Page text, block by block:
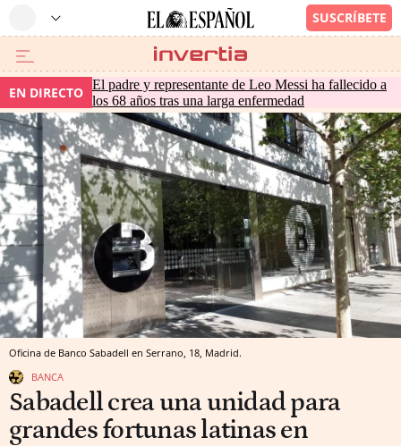
EN DIRECTO El padre y representante de Leo Messi ha fallecido a
los 68 años tras una larga enfermedad
Oficina de Banco Sabadell en Serrano, 18, Madrid.
BANCA
Sabadell crea una unidad para
grandes fortunas latinas en